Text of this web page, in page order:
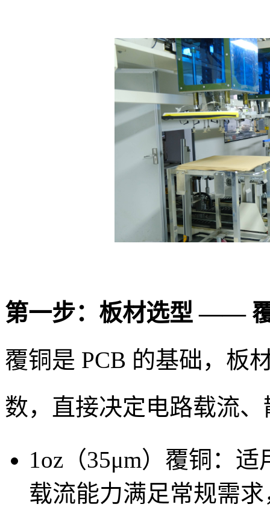
第一步：板材选型 ——
覆铜是 PCB 的基础，板
数，直接决定电路载流
1oz（35μm）覆铜：
载流能力满足常规需